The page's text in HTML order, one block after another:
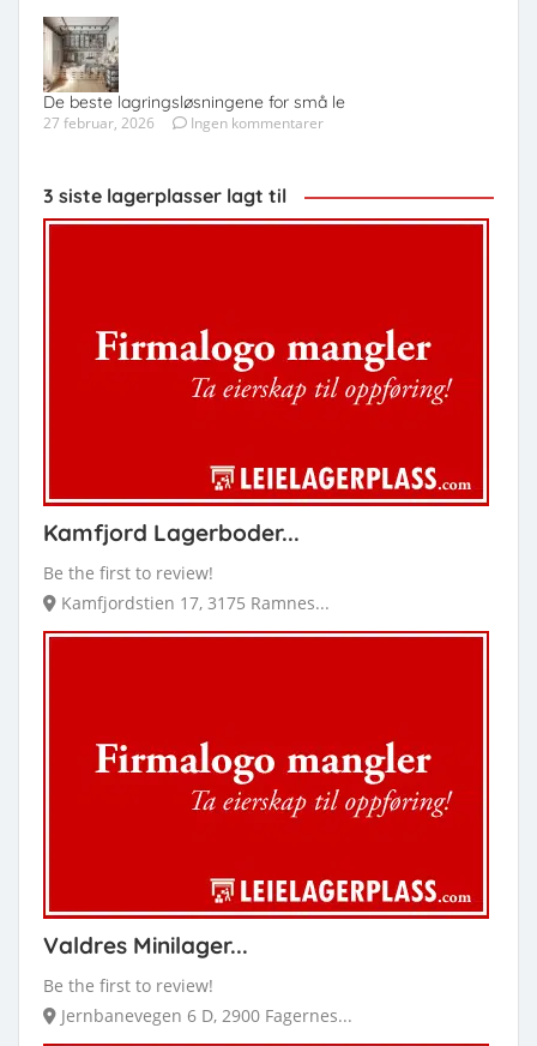
De beste lagringsløsningene for små le
27 februar, 2026 Ingen kommentarer
3 siste lagerplasser lagt til
Kamfjord Lagerboder...
Be the first to review!
Kamfjordstien 17, 3175 Ramnes...
Valdres Minilager...
Be the first to review!
Jernbanevegen 6 D, 2900 Fagernes...